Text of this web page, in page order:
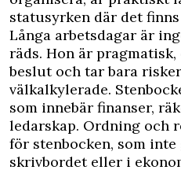
statusyrken där det
Långa arbetsdagar är
räds. Hon är
beslut och tar bara
välkalkylerade.
som innebär finanser,
ledarskap. Ordning och
för stenbocken, som
skrivbordet eller i